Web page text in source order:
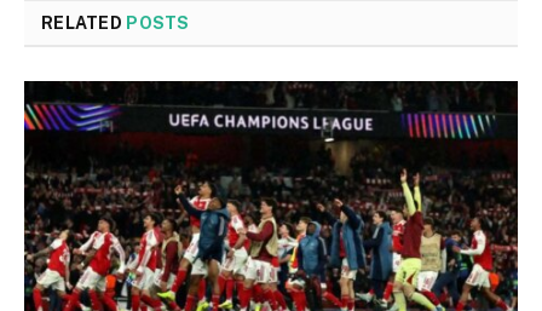
RELATED POSTS